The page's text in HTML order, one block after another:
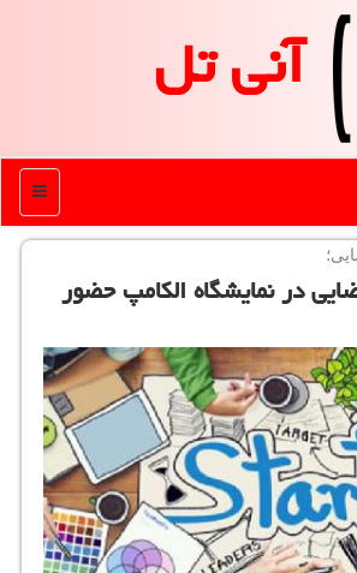
آنی تل
منو
در نمایشگاه الكامپ حضور